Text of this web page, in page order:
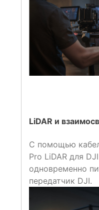
LiDAR и
С помощью
Pro LiDAR для
одновременно
передатчик DJI.